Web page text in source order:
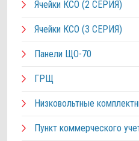
Ячейки КСО (2 СЕРИЯ)
Ячейки КСО (3 СЕРИЯ)
Панели ЩО-70
ГРЩ
Низковольтные
Пункт коммерческого